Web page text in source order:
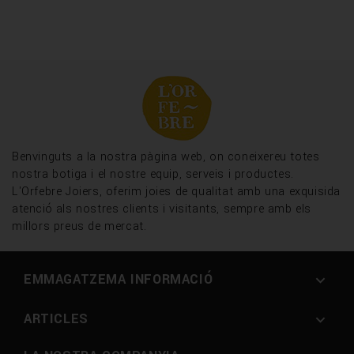
Benvinguts a la nostra pàgina web, on coneixereu totes
nostra botiga i el nostre equip, serveis i productes.
L'Orfebre Joiers, oferim joies de qualitat amb una exquisida
atenció als nostres clients i visitants, sempre amb els
millors preus de mercat.
EMMAGATZEMA INFORMACIÓ 
ARTICLES
